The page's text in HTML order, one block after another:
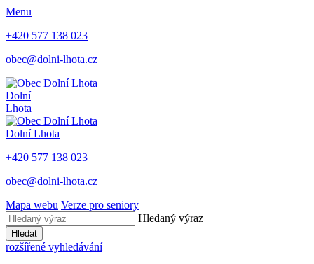
Menu
+420 577 138 023
obec@dolni-lhota.cz
Dolní
Lhota
Dolní Lhota
+420 577 138 023
obec@dolni-lhota.cz
Mapa webu Verze pro seniory
Hledaný výraz
Hledat
rozšířené vyhledávání